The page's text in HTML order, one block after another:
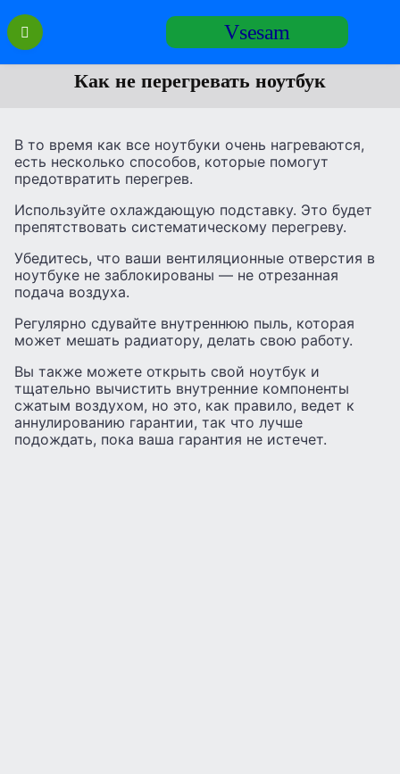
Перейти
содержанию
Vsesam
Как не перегревать ноутбук
В то время как все ноутбуки очень нагреваются,
есть несколько способов, которые помогут
предотвратить перегрев.
Используйте охлаждающую подставку. Это будет
препятствовать систематическому перегреву.
Убедитесь, что ваши вентиляционные отверстия в
ноутбуке не заблокированы — не отрезанная
подача воздуха.
Регулярно сдувайте внутреннюю пыль, которая
может мешать радиатору, делать свою работу.
Вы также можете открыть свой ноутбук и
тщательно вычистить внутренние компоненты
сжатым воздухом, но это, как правило, ведет к
аннулированию гарантии, так что лучше
подождать, пока ваша гарантия не истечет.